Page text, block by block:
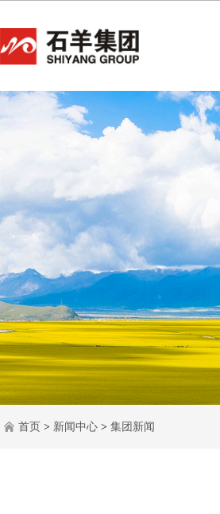
首页 > 新闻中心 > 集团新闻